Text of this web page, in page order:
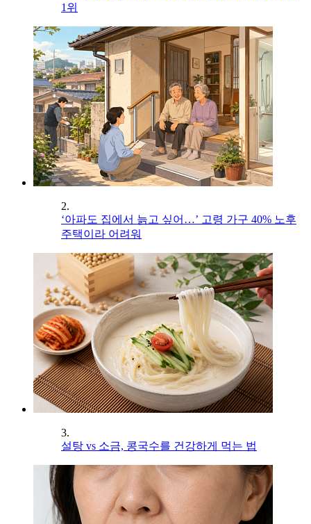
1위
2.
‘아파도 집에서 늙고 싶어…’ 고령 가구 40% 노후
주택이라 어려워
3.
설탕 vs 소금, 콩국수를 건강하게 먹는 법